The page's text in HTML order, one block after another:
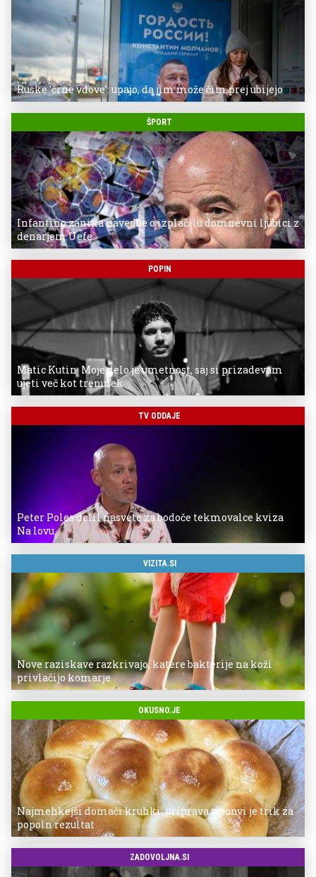
Ruske 'črne vdove': upajo, da jim može čim prej ubijejo
ŠPORT
Infantino zanika navedbe o izplačilu domnevni ljubici z
denarjem Uefe
POPIN
Matic Kutin: Moje delo je umetnost, saj si prizadevam
ujeti več kot trenutek
TV ODDAJE
Peter Poles delil nasvete za bodoče tekmovalce kviza
Na lovu
VIZITA.SI
Nove raziskave razkrivajo, katere bakterije na koži
privlačijo komarje
OKUSNO.JE
Najmehkejši domači kruhki: priprava v ponvi je trik za
popoln rezultat
ZADOVOLJNA.SI